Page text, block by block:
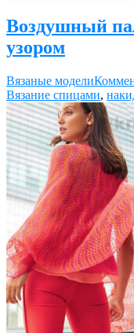
Воздушный
узором
Вязаные модели
Вязание спицами,